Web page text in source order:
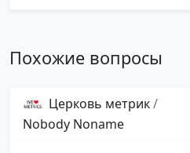
Похожие вопросы
Церковь метрик/
Nobody Noname